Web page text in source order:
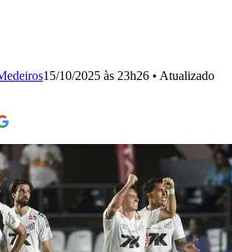
15/10/2025 às 23h26 • Atualizado